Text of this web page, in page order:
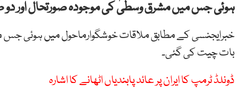
ہوئی جس میں مشرق وسطیٰ کی موجودہ صورتحال اور دو
خبرایجنسی کے مطابق ملاقات خوشگوارماحول میں ہوئی جس
بات چیت کی گئی۔
ڈونلڈ ٹرمپ کا ایران پر عائد پابندیاں اٹھانے کا اشارہ